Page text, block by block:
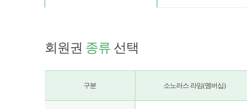
회원권 종류 선택
구분 소노러스 라임(멤버십)